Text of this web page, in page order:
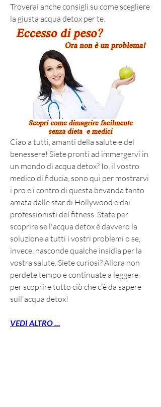
Troverai anche consigli su come scegliere
la giusta acqua detox per te.
Ciao a tutti, amanti della salute e del
benessere! Siete pronti ad immergervi in
un mondo di acqua detox? Io, il vostro
medico di fiducia, sono qui per mostrarvi
i pro e i contro di questa bevanda tanto
amata dalle star di Hollywood e dai
professionisti del fitness. State per
scoprire se l'acqua detox è davvero la
soluzione a tutti i vostri problemi o se,
invece, nasconde qualche insidia per la
vostra salute. Siete curiosi? Allora non
perdete tempo e continuate a leggere
per scoprire tutto ciò che c'è da sapere
sull'acqua detox!
VEDI ALTRO ...